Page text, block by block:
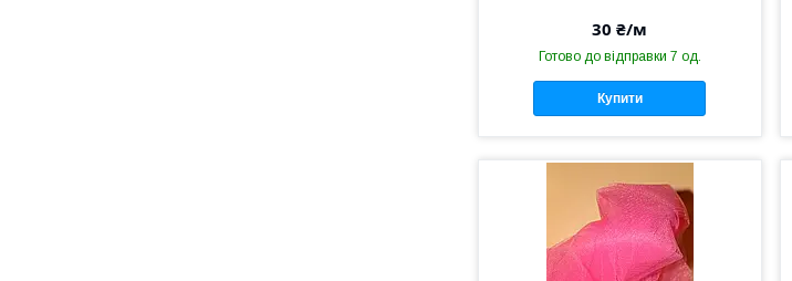
30 ₴/м
Готово до відправки 7 од.
Купити